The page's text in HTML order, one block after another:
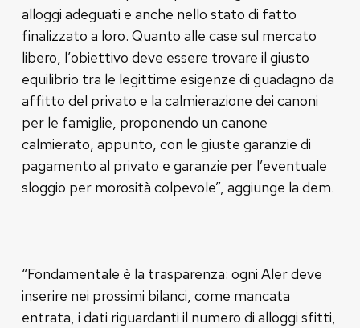
alloggi adeguati e anche nello stato di fatto
finalizzato a loro. Quanto alle case sul mercato
libero, l’obiettivo deve essere trovare il giusto
equilibrio tra le legittime esigenze di guadagno da
affitto del privato e la calmierazione dei canoni
per le famiglie, proponendo un canone
calmierato, appunto, con le giuste garanzie di
pagamento al privato e garanzie per l’eventuale
sloggio per morosità colpevole”, aggiunge la dem.
“Fondamentale è la trasparenza: ogni Aler deve
inserire nei prossimi bilanci, come mancata
entrata, i dati riguardanti il numero di alloggi sfitti,